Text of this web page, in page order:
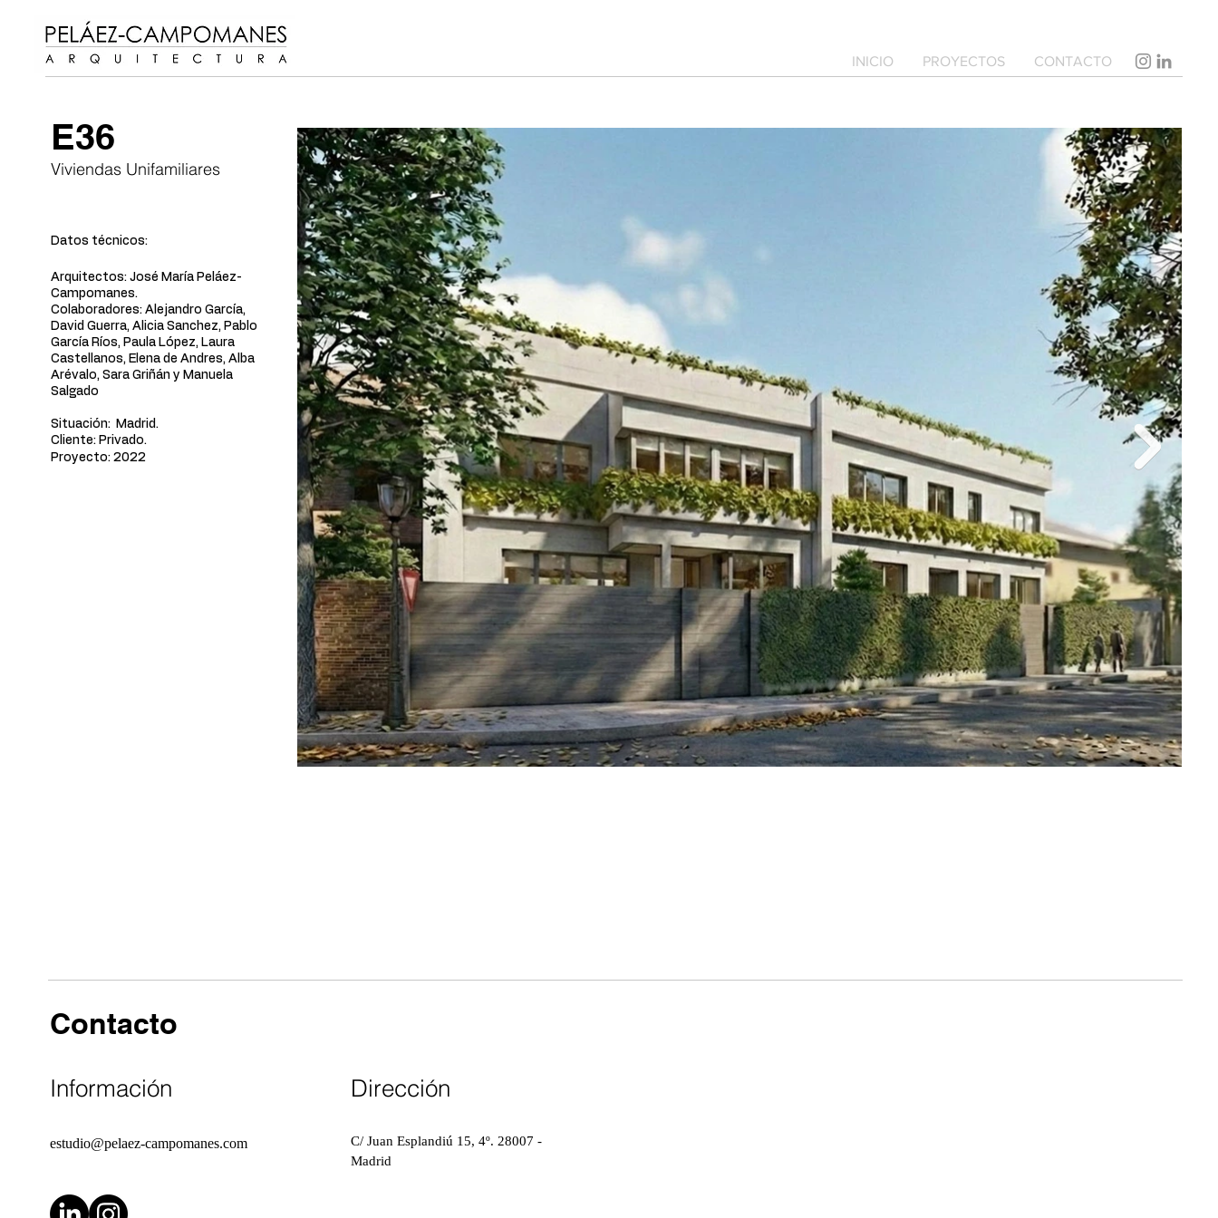
INICIO PROYECTOS CONTACTO
E36
Viviendas Unifamiliares
Datos técnicos:
Arquitectos: José María Peláez-
Campomanes.
Colaboradores:​ Alejandro García,
David Guerra, Alicia Sanchez, Pablo
García Ríos, Paula López, Laura
Castellanos, Elena de Andres, Alba
Arévalo, Sara Griñán y Manuela
Salgado
Situación: Madrid. ​
Cliente: Privado. ​
Proyecto: 2022
Contacto
Información
estudio@pelaez-campomanes.com
Dirección
C/ Juan Esplandiú 15, 4º. 28007 -
Madrid